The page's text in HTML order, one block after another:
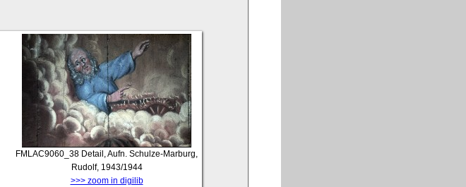
FMLAC9060_38 Detail, Aufn. Schulze-Marburg,
Rudolf, 1943/1944
>>> zoom in digilib